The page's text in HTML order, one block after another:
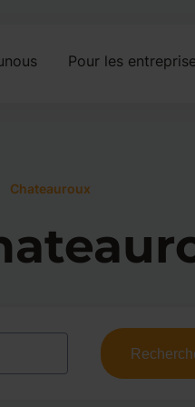
Pour les
Chateauroux